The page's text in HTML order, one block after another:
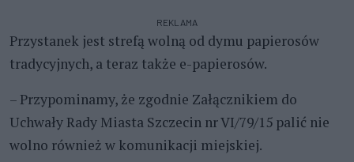
REKLAMA
Przystanek jest strefą wolną od dymu papierosów
tradycyjnych, a teraz także e-papierosów.
– Przypominamy, że zgodnie Załącznikiem do
Uchwały Rady Miasta Szczecin nr VI/79/15 palić nie
wolno również w komunikacji miejskiej.